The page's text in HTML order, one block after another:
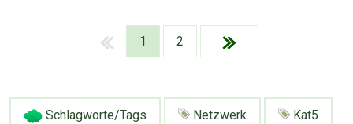
1 2
Schlagworte/Tags Netzwerk Kat5